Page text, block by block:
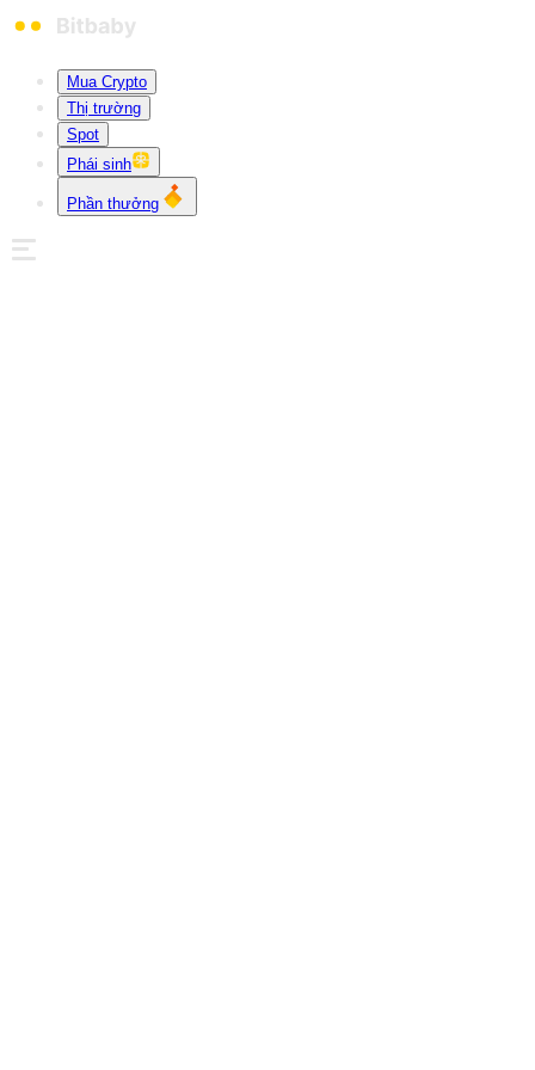
Mua Crypto
Thị trường
Spot
Phái sinh
Phần thưởng